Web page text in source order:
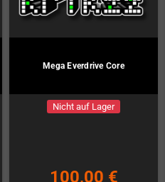
Mega Everdrive Core
Nicht auf Lager
100,00 €